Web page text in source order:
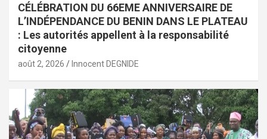
CÉLÉBRATION DU 66EME ANNIVERSAIRE DE
L’INDÉPENDANCE DU BENIN DANS LE PLATEAU
: Les autorités appellent à la responsabilité
citoyenne
août 2, 2026 Innocent DEGNIDE